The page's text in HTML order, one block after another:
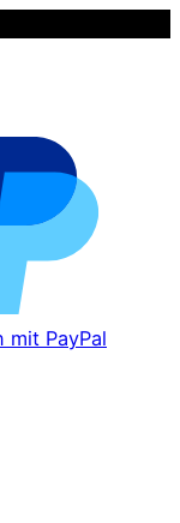
mit PayPal